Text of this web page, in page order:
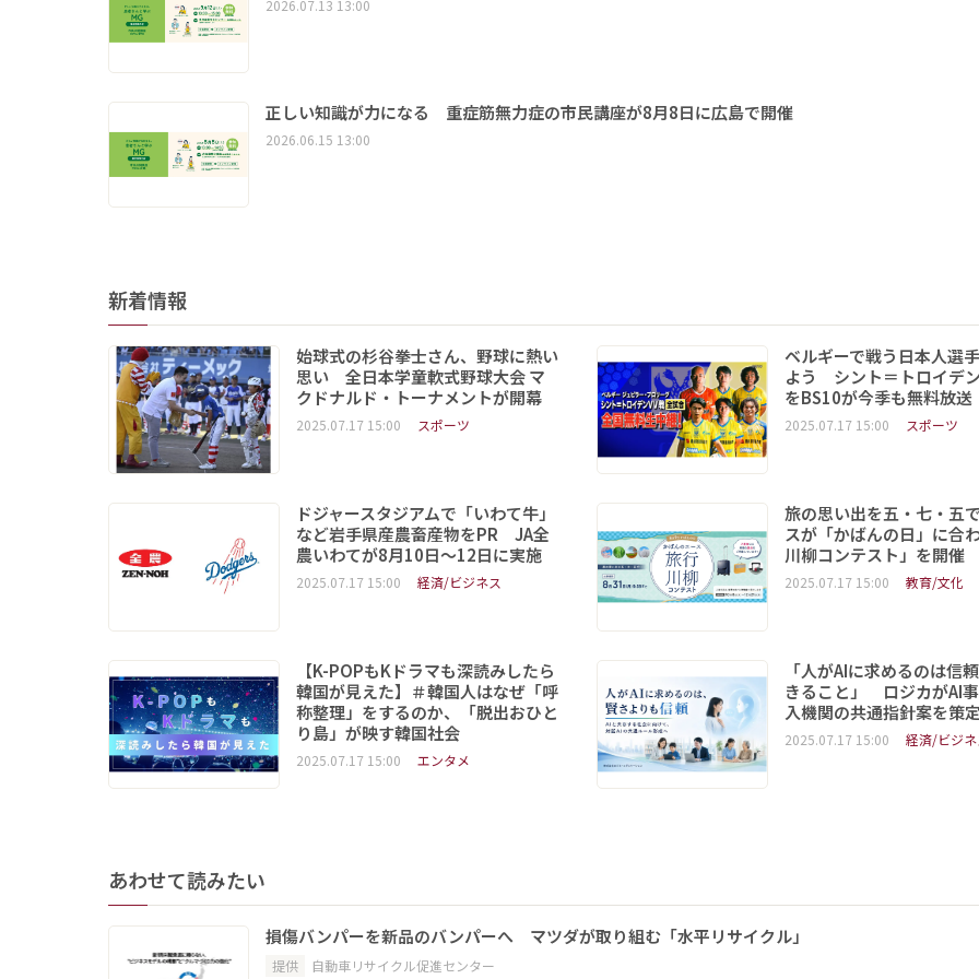
2026.07.13 13:00
正しい知識が力になる 重症筋無力症の市民講座が8月8日に広島で開催
2026.06.15 13:00
新着情報
始球式の杉谷拳士さん、野球に熱い
思い 全日本学童軟式野球大会 マ
クドナルド・トーナメントが開幕
2025.07.17 15:00 スポーツ
ベルギーで戦う日本人選
よう シント＝トロイデ
をBS10が今季も無料放送
2025.07.17 15:00 スポーツ
ドジャースタジアムで「いわて牛」
など岩手県産農畜産物をPR JA全
農いわてが8月10日～12日に実施
2025.07.17 15:00 経済/ビジネス
旅の思い出を五・七・五
スが「かばんの日」に合
川柳コンテスト」を開催
2025.07.17 15:00 教育/文化
【K-POPもKドラマも深読みしたら
韓国が見えた】＃韓国人はなぜ「呼
称整理」をするのか、「脱出おひと
り島」が映す韓国社会
2025.07.17 15:00 エンタメ
「人がAIに求めるのは信
きること」 ロジカがAI
入機関の共通指針案を策
2025.07.17 15:00 経済/ビジネ
あわせて読みたい
損傷バンパーを新品のバンパーへ マツダが取り組む「水平リサイクル」
提供 自動車リサイクル促進センター